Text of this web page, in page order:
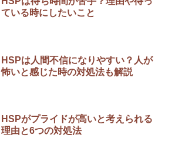
ている時にしたいこと
HSPは人間不信になりやすい？人が
怖いと感じた時の対処法も解説
HSPがプライドが高いと考えられる
理由と6つの対処法